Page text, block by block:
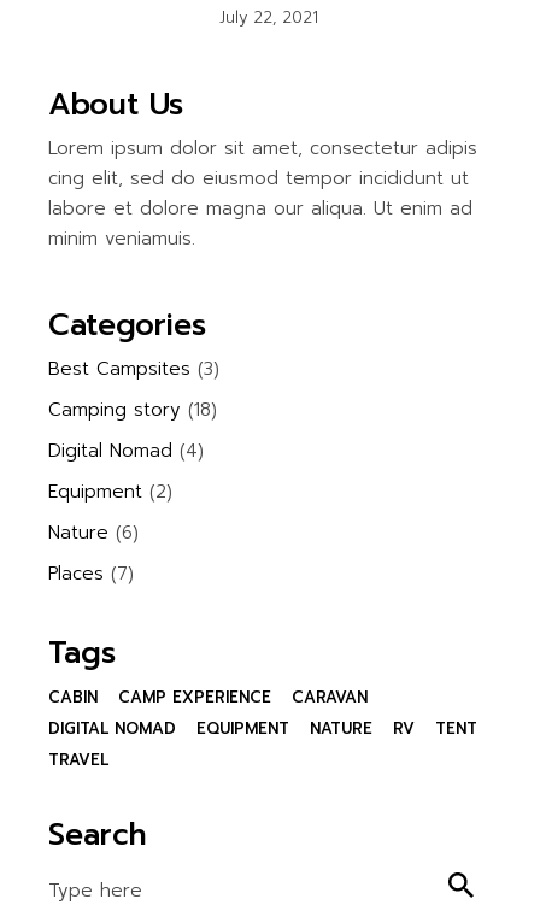
July 22, 2021
About Us
Lorem ipsum dolor sit amet, consectetur adipis
cing elit, sed do eiusmod tempor incididunt ut
labore et dolore magna our aliqua. Ut enim ad
minim veniamuis.
Categories
Best Campsites (3)
Camping story (18)
Digital Nomad (4)
Equipment (2)
Nature (6)
Places (7)
Tags
CABIN CAMP EXPERIENCE
CARAVAN
DIGITAL NOMAD
EQUIPMENT NATURE RV
TENT
TRAVEL
Search